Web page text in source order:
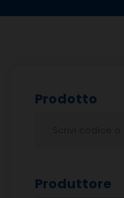
Prodotto
Produttore